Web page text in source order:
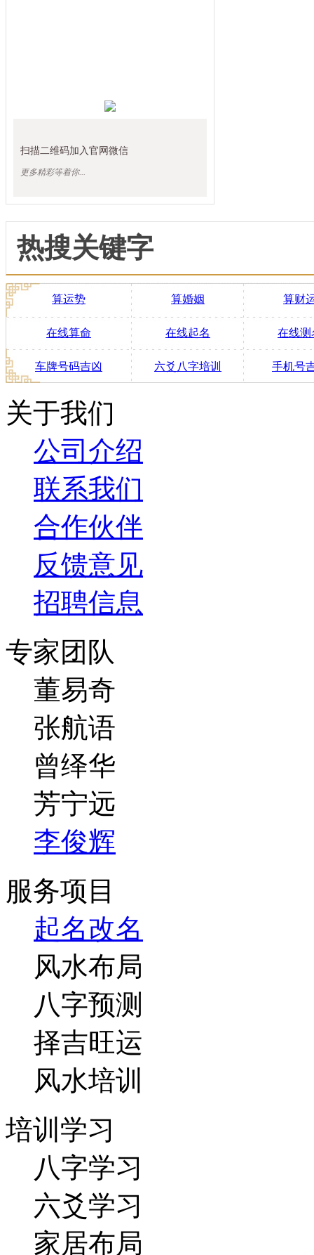
扫描二维码加入官网微信
更多精彩等着你...
热搜关键字
算运势 算婚姻 算财
在线算命 在线起名 在线测
车牌号码吉凶 六爻八字培训 手机号
关于我们
公司介绍
联系我们
合作伙伴
反馈意见
招聘信息
专家团队
董易奇
张航语
曾绎华
芳宁远
李俊辉
服务项目
起名改名
风水布局
八字预测
择吉旺运
风水培训
培训学习
八字学习
六爻学习
家居布局